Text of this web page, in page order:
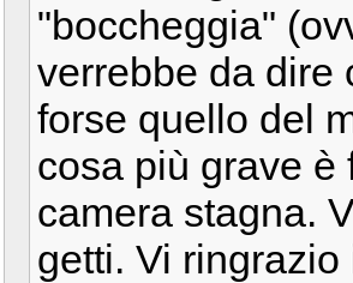
"boccheggia"
verrebbe da dire
forse quello del
cosa più grave è
camera stagna.
getti. Vi